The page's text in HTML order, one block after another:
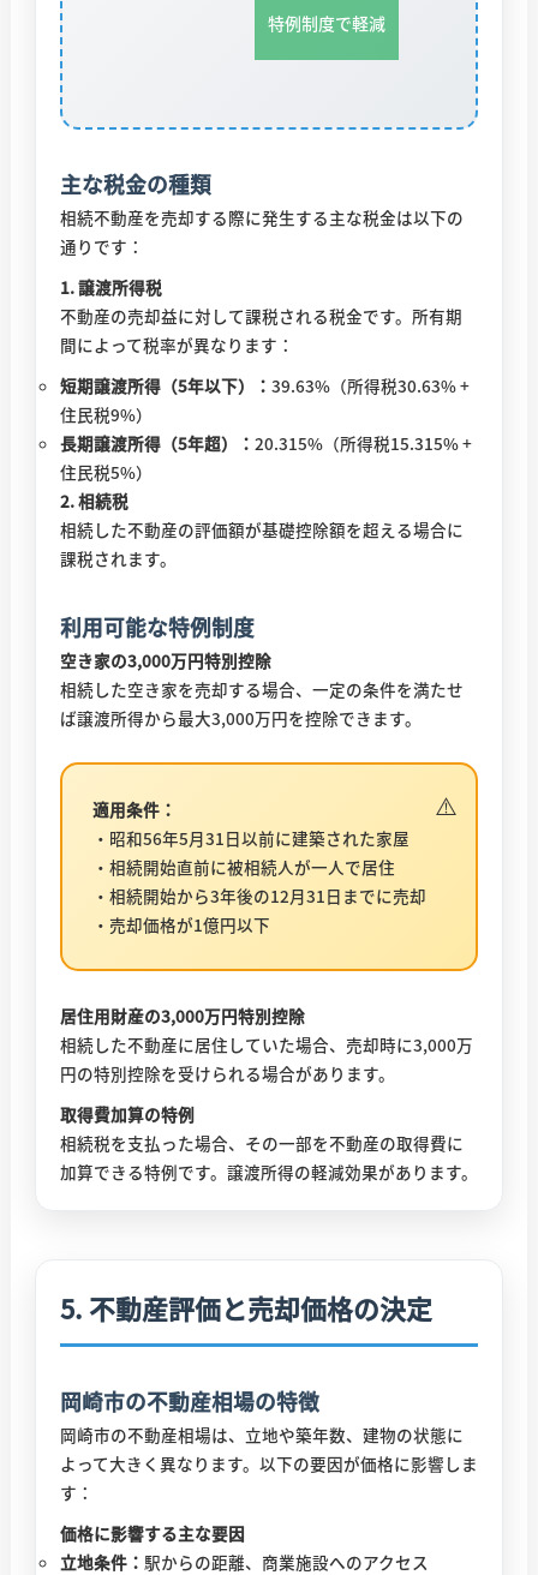
特例制度で軽減
主な税金の種類
相続不動産を売却する際に発生する主な税金は以下の
通りです：
1. 譲渡所得税
不動産の売却益に対して課税される税金です。所有期
間によって税率が異なります：
短期譲渡所得（5年以下）： 39.63%（所得税30.63% +
住民税9%）
長期譲渡所得（5年超）： 20.315%（所得税15.315% +
住民税5%）
2. 相続税
相続した不動産の評価額が基礎控除額を超える場合に
課税されます。
利用可能な特例制度
空き家の3,000万円特別控除
相続した空き家を売却する場合、一定の条件を満たせ
ば譲渡所得から最大3,000万円を控除できます。
適用条件：
・昭和56年5月31日以前に建築された家屋
・相続開始直前に被相続人が一人で居住
・相続開始から3年後の12月31日までに売却
・売却価格が1億円以下
居住用財産の3,000万円特別控除
相続した不動産に居住していた場合、売却時に3,000万
円の特別控除を受けられる場合があります。
取得費加算の特例
相続税を支払った場合、その一部を不動産の取得費に
加算できる特例です。譲渡所得の軽減効果があります。
5. 不動産評価と売却価格の決定
岡崎市の不動産相場の特徴
岡崎市の不動産相場は、立地や築年数、建物の状態に
よって大きく異なります。以下の要因が価格に影響しま
す：
価格に影響する主な要因
立地条件： 駅からの距離、商業施設へのアクセス